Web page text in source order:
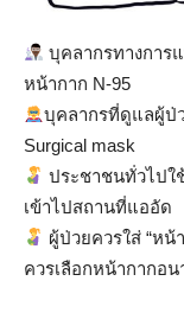
บุคลากรทางการ
หน้ากาก N-95
บุคลากรที่ดูแลผู้ป่
Surgical mask
ประชาชนทั่วไปใ
เข้าไปสถานที่แออัด
ผู้ป่วยควรใส่ “หน้
ควรเลือกหน้ากากอ